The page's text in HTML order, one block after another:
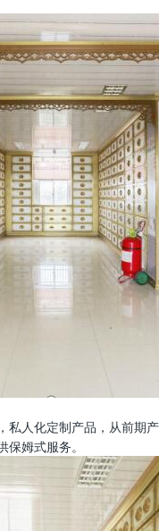
私人化定制产品，从前期产
姆式服务。